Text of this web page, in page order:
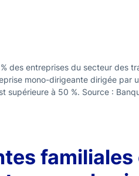
des entreprises du secteur des
mono-dirigeante dirigée par
supérieure à 50 %. Source :